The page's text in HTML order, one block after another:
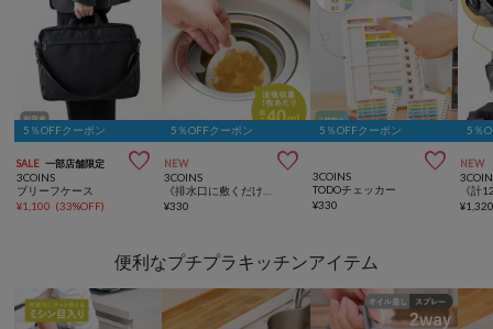
5％OFFクーポン
SALE 一部店舗限定 
3COINS
ブリーフケース
¥1,100 (33%OFF)
5％OFFクーポン
NEW 
3COINS
¥330
5％OFFクーポン

3COINS
TODOチェッカー
¥330
5％
NEW
¥
便利なプチプラキッチンアイテム